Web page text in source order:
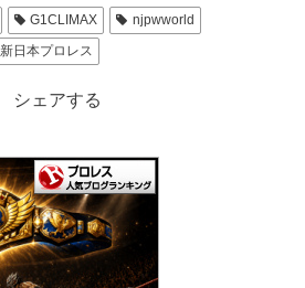
G1CLIMAX
njpwworld
新日本プロレス
シェアする